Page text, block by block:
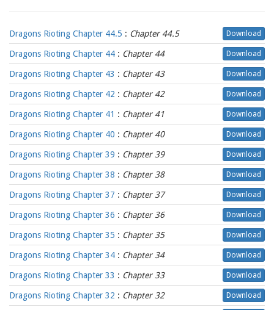
Dragons Rioting Chapter 44.5 : Chapter 44.5 Download
Dragons Rioting Chapter 44 : Chapter 44 Download
Dragons Rioting Chapter 43 : Chapter 43 Download
Dragons Rioting Chapter 42 : Chapter 42 Download
Dragons Rioting Chapter 41 : Chapter 41 Download
Dragons Rioting Chapter 40 : Chapter 40 Download
Dragons Rioting Chapter 39 : Chapter 39 Download
Dragons Rioting Chapter 38 : Chapter 38 Download
Dragons Rioting Chapter 37 : Chapter 37 Download
Dragons Rioting Chapter 36 : Chapter 36 Download
Dragons Rioting Chapter 35 : Chapter 35 Download
Dragons Rioting Chapter 34 : Chapter 34 Download
Dragons Rioting Chapter 33 : Chapter 33 Download
Dragons Rioting Chapter 32 : Chapter 32 Download